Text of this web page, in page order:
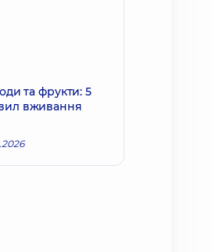
та фрукти: 5
вживання